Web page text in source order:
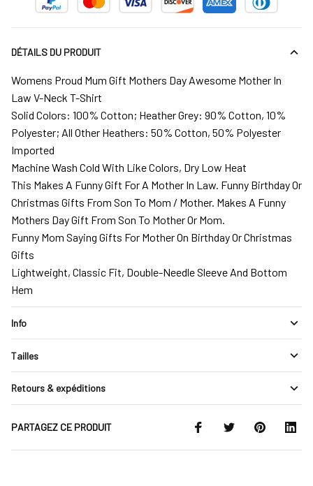
DÉTAILS DU PRODUIT
Womens Proud Mum Gift Mothers Day Awesome Mother In
Law V-Neck T-Shirt
Solid Colors: 100% Cotton; Heather Grey: 90% Cotton, 10%
Polyester; All Other Heathers: 50% Cotton, 50% Polyester
Imported
Machine Wash Cold With Like Colors, Dry Low Heat
This Makes A Funny Gift For A Mother In Law. Funny Birthday Or
Christmas Gifts From Son To Mom / Mother. Makes A Funny
Mothers Day Gift From Son To Mother Or Mom.
Funny Mom Saying Gifts For Mother On Birthday Or Christmas
Gifts
Lightweight, Classic Fit, Double-Needle Sleeve And Bottom
Hem
Info
Tailles
Retours & expéditions
PARTAGEZ CE PRODUIT